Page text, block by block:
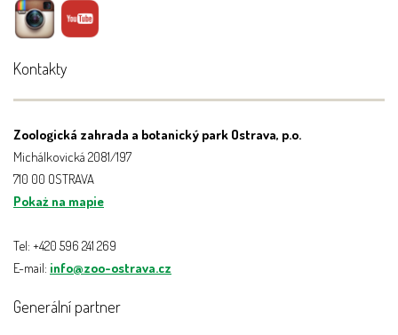
Kontakty
Zoologická zahrada a botanický park Ostrava, p.o.
Michálkovická 2081/197
710 00 OSTRAVA
Pokaż na mapie
Tel: +420 596 241 269
E-mail: info@zoo-ostrava.cz
Generální partner